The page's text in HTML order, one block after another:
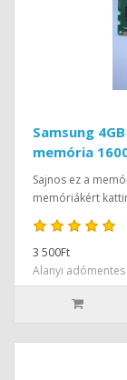
Samsung
memória
Sajnos ez a
memóriákért
3 500Ft
Alanyi adómentes